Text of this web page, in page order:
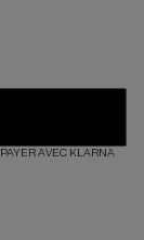
PAYER AVEC KLARNA